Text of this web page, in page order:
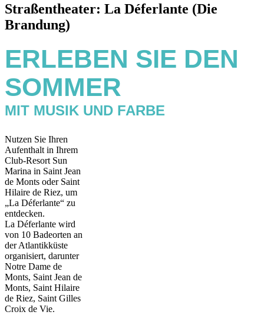
Straßentheater: La Déferlante (Die
Brandung)
ERLEBEN SIE DEN
SOMMER
MIT MUSIK UND FARBE
Nutzen Sie Ihren
Aufenthalt in Ihrem
Club-Resort Sun
Marina in Saint Jean
de Monts oder Saint
Hilaire de Riez, um
„La Déferlante“ zu
entdecken.
La Déferlante wird
von 10 Badeorten an
der Atlantikküste
organisiert, darunter
Notre Dame de
Monts, Saint Jean de
Monts, Saint Hilaire
de Riez, Saint Gilles
Croix de Vie.